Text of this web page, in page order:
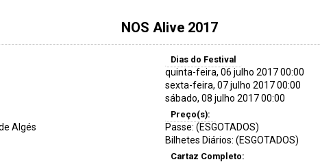
NOS Alive 2017
Dias do Festival
quinta-feira, 06 julho 2017 00:00
sexta-feira, 07 julho 2017 00:00
sábado, 08 julho 2017 00:00
Algés
Preço(s):
Passe: (ESGOTADOS)
Bilhetes Diários: (ESGOTADOS)
Cartaz Completo: